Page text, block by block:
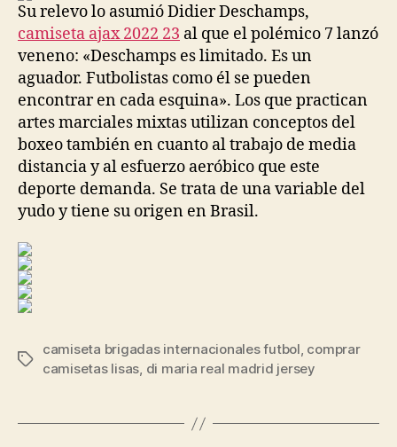
Su relevo lo asumió Didier Deschamps,
camiseta ajax 2022 23 al que el polémico 7 lanzó
veneno: «Deschamps es limitado. Es un
aguador. Futbolistas como él se pueden
encontrar en cada esquina». Los que practican
artes marciales mixtas utilizan conceptos del
boxeo también en cuanto al trabajo de media
distancia y al esfuerzo aeróbico que este
deporte demanda. Se trata de una variable del
yudo y tiene su origen en Brasil.
Etiquetas
camiseta brigadas internacionales futbol, comprar
camisetas lisas, di maria real madrid jersey